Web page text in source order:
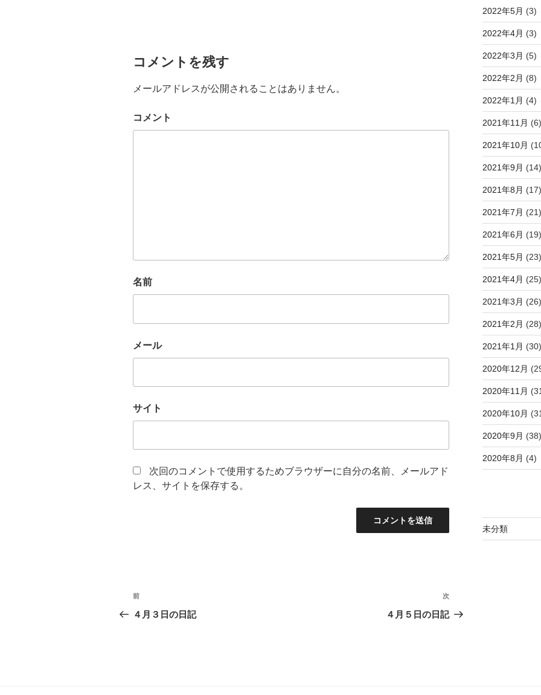
コメントを残す
メールアドレスが公開されることはありません。
コメント
名前
メール
サイト
次回のコメントで使用するためブラウザーに自分の名前、メールアド
レス、サイトを保存する。
投
稿
過
去
前
４月３日の日記
の
次
４月５日の日記
2022年5月 (3)
2022年4月 (3)
2022年3月 (5)
2022年2月 (8)
2022年1月 (4)
2021年11月 (6)
2021年10月
2021年9月 (14)
2021年8月 (17)
2021年7月 (21)
2021年6月 (19)
2021年5月 (23)
2021年4月 (25)
2021年3月 (26)
2021年2月 (28)
2021年1月 (30)
2020年12月
2020年11月
2020年10月
2020年9月 (38)
2020年8月 (4)
未分類